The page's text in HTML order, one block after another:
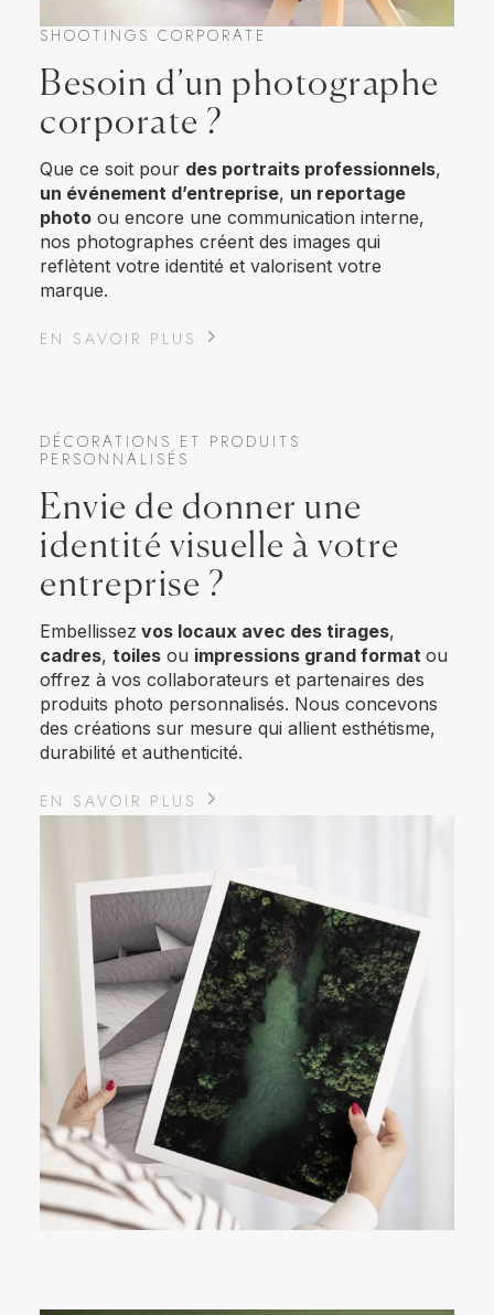
SHOOTINGS CORPORATE
Besoin d’un photographe
corporate ?
Que ce soit pour des portraits professionnels,
un événement d’entreprise, un reportage
photo ou encore une communication interne,
nos photographes créent des images qui
reflètent votre identité et valorisent votre
marque.
EN SAVOIR PLUS
DÉCORATIONS ET PRODUITS
PERSONNALISÉS
Envie de donner une
identité visuelle à votre
entreprise ?
Embellissez vos locaux avec des tirages,
cadres, toiles ou impressions grand format ou
offrez à vos collaborateurs et partenaires des
produits photo personnalisés. Nous concevons
des créations sur mesure qui allient esthétisme,
durabilité et authenticité.
EN SAVOIR PLUS